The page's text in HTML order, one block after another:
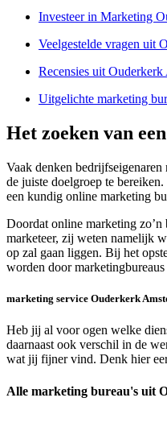
Investeer in Marketing
Veelgestelde vragen uit
Recensies uit Ouderkerk
Uitgelichte marketing
Het zoeken van
Vaak denken
de juiste doelgroep te
een kundig online marketing
Doordat online marketing zo’n
marketeer, zij weten namelijk
op zal gaan liggen. Bij het
worden door
marketing service Ouderkerk
Heb jij al voor ogen welke
daarnaast ook verschil in de
wat jij fijner vind. Denk hier
Alle marketing bureau's uit